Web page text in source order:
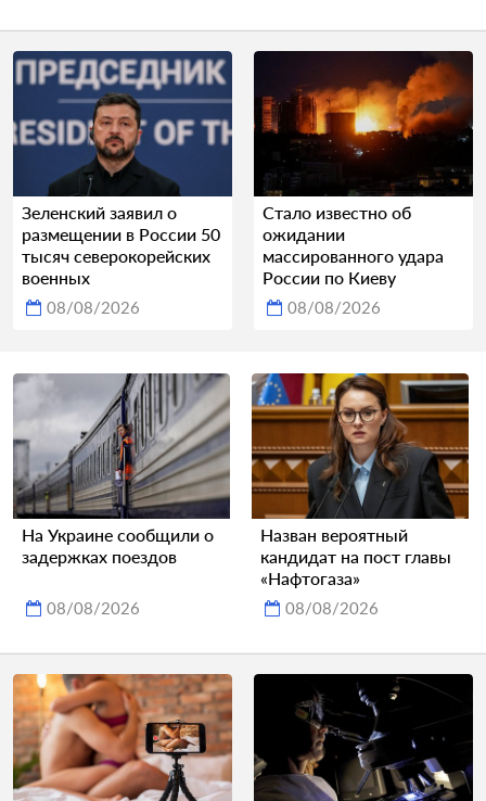
Зеленский заявил о
размещении в России 50
тысяч северокорейских
военных
08/08/2026
Стало известно об
ожидании
массированного удара
России по Киеву
08/08/2026
На Украине сообщили о
задержках поездов
08/08/2026
Назван вероятный
кандидат на пост главы
«Нафтогаза»
08/08/2026